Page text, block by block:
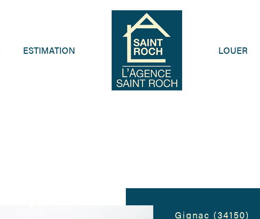
ESTIMATION LOUER
Gignac (34150)